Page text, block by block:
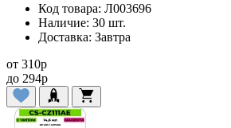
Код товара: Л003696
Наличие: 30 шт.
Доставка: Завтра
от 310p
до 294p